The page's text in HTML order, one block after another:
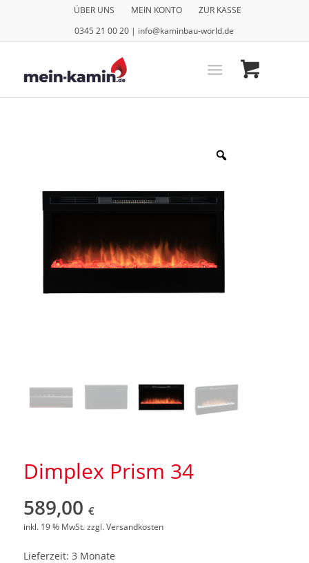
ÜBER UNS MEIN KONTO
ZUR KASSE
0345 21 00 20 | info@kaminbau-world.de
Dimplex Prism 34
589,00 €
inkl. 19 % MwSt. zzgl.Versandkosten
Lieferzeit: 3 Monate